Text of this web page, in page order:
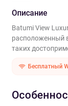
Описание
Batumi View
расположенный
таких
Бесплатный